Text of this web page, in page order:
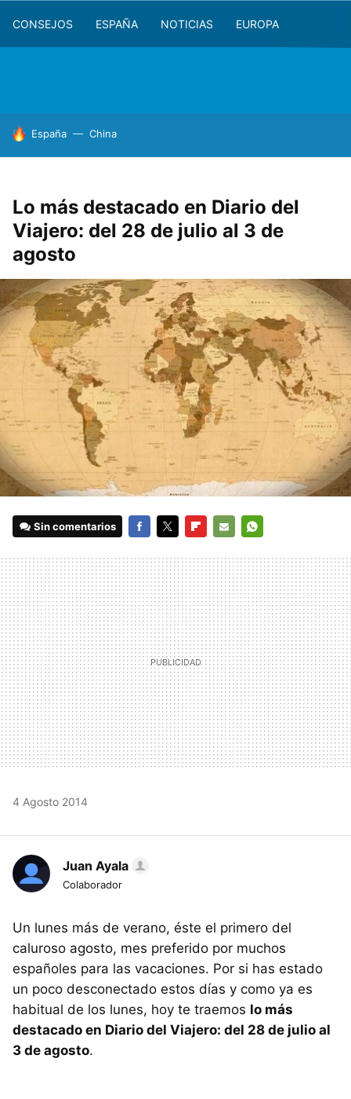
CONSEJOS ESPAÑA NOTICIAS EUROPA
HOY SE HABLA DE
España China
Lo más destacado en Diario del
Viajero: del 28 de julio al 3 de
agosto
Sin comentarios
MAIL
4 Agosto 2014
Juan Ayala
Colaborador
Un lunes más de verano, éste el primero del
caluroso agosto, mes preferido por muchos
españoles para las vacaciones. Por si has estado
un poco desconectado estos días y como ya es
habitual de los lunes, hoy te traemos lo más
destacado en Diario del Viajero: del 28 de julio al
3 de agosto.